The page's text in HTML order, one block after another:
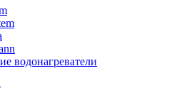
водонагреватели